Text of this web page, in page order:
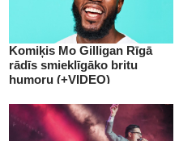
Komiķis Mo Gilligan Rīgā
rādīs smieklīgāko britu
humoru (+VIDEO)